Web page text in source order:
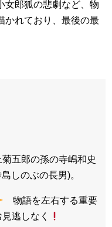
女郎狐の悲劇など、物
かれており、最後の最
五郎の孫の寺嶋和史
しのぶの長男)。
物語を左右する重要
逃しなく